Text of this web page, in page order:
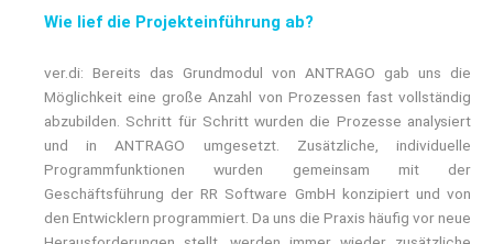
Wie lief die Projekteinführung ab?
ver.di: Bereits das Grundmodul von ANTRAGO gab uns die
Möglichkeit eine große Anzahl von Prozessen fast vollständig
abzubilden. Schritt für Schritt wurden die Prozesse analysiert
und in ANTRAGO umgesetzt. Zusätzliche, individuelle
Programmfunktionen wurden gemeinsam mit der
Geschäftsführung der RR Software GmbH konzipiert und von
den Entwicklern programmiert. Da uns die Praxis häufig vor neue